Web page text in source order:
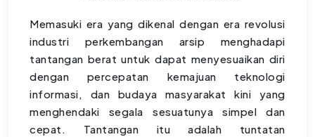
Memasuki era yang dikenal dengan era revolusi
industri perkembangan arsip menghadapi
tantangan berat untuk dapat menyesuaikan diri
dengan percepatan kemajuan teknologi
informasi, dan budaya masyarakat kini yang
menghendaki segala sesuatunya simpel dan
cepat. Tantangan itu adalah tuntatan